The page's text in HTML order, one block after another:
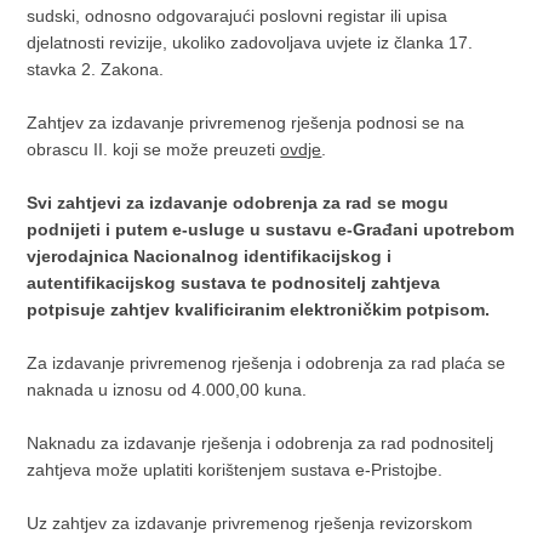
sudski, odnosno odgovarajući poslovni registar ili upisa
djelatnosti revizije, ukoliko zadovoljava uvjete iz članka 17.
stavka 2. Zakona.
Zahtjev za izdavanje privremenog rješenja podnosi se na
obrascu II. koji se može preuzetiovdje
Svi zahtjevi za izdavanje odobrenja za rad se mogu
podnijeti i putem e-usluge u sustavu e-Građani upotrebom
vjerodajnica Nacionalnog identifikacijskog i
autentifikacijskog sustava te podnositelj zahtjeva
potpisuje zahtjev kvalificiranim elektroničkim potpisom.
Za izdavanje privremenog rješenja i odobrenja za rad plaća se
naknada u iznosu od 4.000,00 kuna.
Naknadu za izdavanje rješenja i odobrenja za rad podnositelj
zahtjeva može uplatiti korištenjem sustava e-Pristojbe.
Uz zahtjev za izdavanje privremenog rješenja revizorskom